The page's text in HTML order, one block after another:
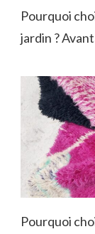
Pourquoi
jardin ?
Pourquoi